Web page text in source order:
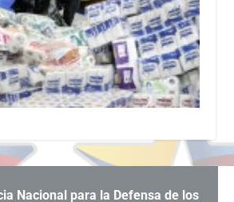
Nacional para la Defensa de los